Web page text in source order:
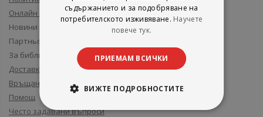
Онлайн решаване на спорове
Новини и събития
Партньори и приятели
За библиотеки
Доставка
Връщане
Помощ
Често задавани въпроси
съдържанието и за подобряване на
потребителското изживяване. Научете
повече тук.
ПРИЕМАМ ВСИЧКИ
ВИЖТЕ ПОДРОБНОСТИТЕ